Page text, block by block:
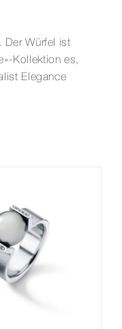
Der Würfel ist
Kollektion es,
Elegance